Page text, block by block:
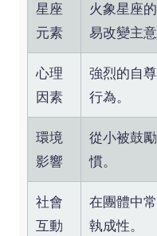
星座
元素
火象星座
易改變主意
心理
因素
強烈的自
行為。
環境
影響
從小被鼓
慣。
社會
互動
在團體中
執成性。